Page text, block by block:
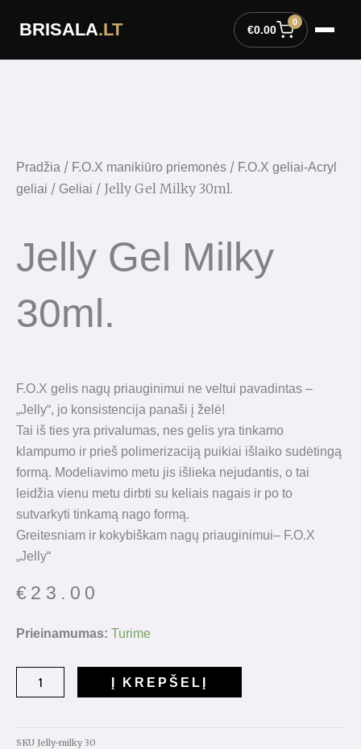
BRISALA.LT €0.00
0
Pradžia / F.O.X manikiūro priemonės / F.O.X geliai-Acryl
geliai / Geliai / Jelly Gel Milky 30ml.
Jelly Gel Milky
30ml.
F.O.X gelis nagų priauginimui ne veltui pavadintas –
„Jelly“, jo konsistencija panaši į želė!
Tai iš ties yra privalumas, nes gelis yra tinkamo
klampumo ir prieš polimerizaciją puikiai išlaiko sudėtingą
formą. Modeliavimo metu jis išlieka nejudantis, o tai
leidžia vienu metu dirbti su keliais nagais ir po to
sutvarkyti tinkamą nago formą.
Greitesniam ir kokybiškam nagų priauginimui– F.O.X
„Jelly“
€ 23.00
Prieinamumas: Turime
produkto
Gel
30ml.
Į KREPŠELĮ
SKU Jelly-milky 30